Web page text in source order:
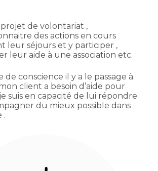
de volontariat ,
des actions en cours
leur séjours et y participer ,
leur aide à une association etc.
de conscience il y a le passage à
mon client a besoin d’aide pour
suis en capacité de lui répondre
du mieux possible dans
.